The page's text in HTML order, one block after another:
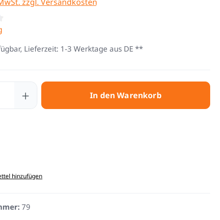
Bewertung von 4.5 von 5 Sternen
Lieferzeit: 1-3 Werktage aus DE **
Gib den gewünschten Wert
In den Warenkorb
hinzufügen
79